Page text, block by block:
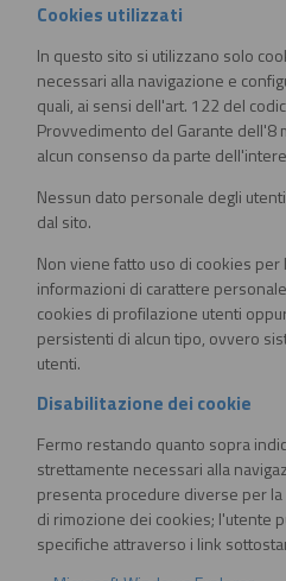
Cookies utilizzati
In questo sito si utilizzano solo
necessari alla navigazione e
quali, ai sensi dell'art. 122 del
Provvedimento del Garante dell'8
alcun consenso da parte
Nessun dato personale degli
dal sito.
Non viene fatto uso di cookies
informazioni di carattere
cookies di profilazione utenti
persistenti di alcun tipo, ovvero
utenti.
Disabilitazione dei cookie
Fermo restando quanto sopra
strettamente necessari alla
presenta procedure diverse per
di rimozione dei cookies; l'utente
specifiche attraverso i link